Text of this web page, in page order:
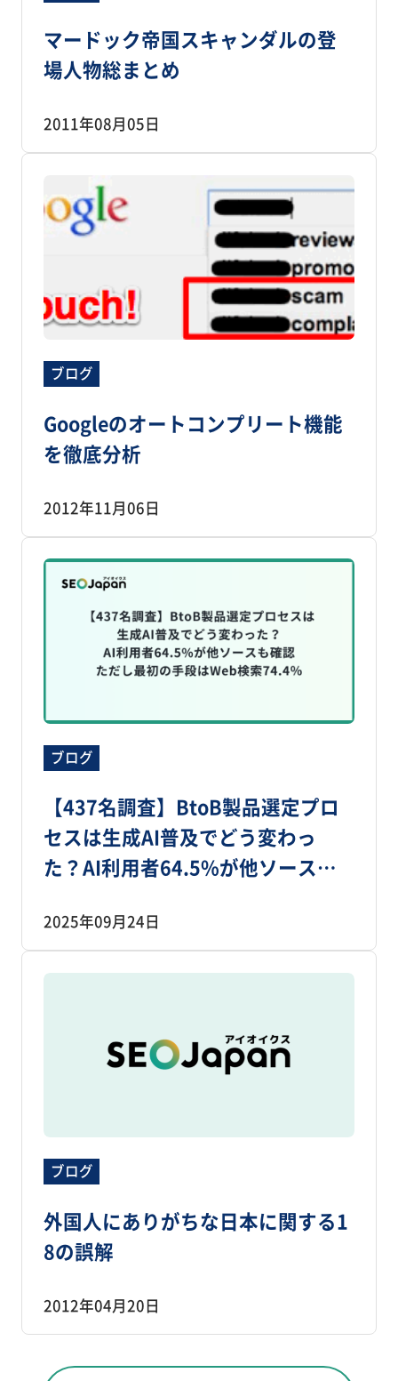
マードック帝国スキャンダルの登
場人物総まとめ
2011年08月05日
ブログ
Googleのオートコンプリート機能
を徹底分析
2012年11月06日
ブログ
【437名調査】BtoB製品選定プロ
セスは生成AI普及でどう変わっ
た？AI利用者64.5%が他ソースも
索74.4％
2025年09月24日
ブログ
外国人にありがちな日本に関する1
8の誤解
2012年04月20日